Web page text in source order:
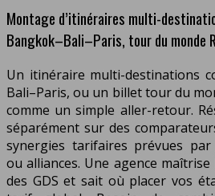
Montage d’itinéraires multi-
Bangkok–Bali–Paris, tour du monde
Un itinéraire multi-destinations
Bali–Paris, ou un billet tour du
comme un simple aller-retour.
séparément sur des
synergies tarifaires prévues par
ou alliances. Une agence
des GDS et sait où placer vos